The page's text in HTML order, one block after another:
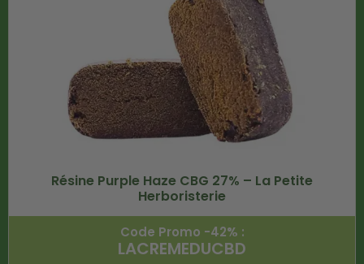
Résine Purple Haze CBG 27% – La Petite
Herboristerie
Code Promo -42% :
LACREMEDUCBD